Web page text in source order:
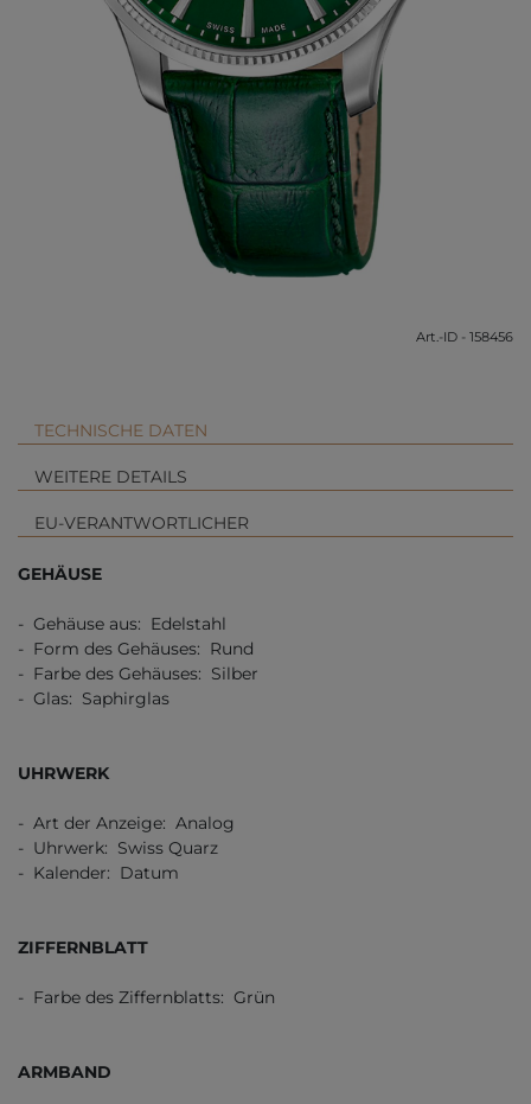
Art.-ID - 158456
TECHNISCHE DATEN
WEITERE DETAILS
EU-VERANTWORTLICHER
GEHÄUSE
- Gehäuse aus: Edelstahl
- Form des Gehäuses: Rund
- Farbe des Gehäuses: Silber
- Glas: Saphirglas
UHRWERK
- Art der Anzeige: Analog
- Uhrwerk: Swiss Quarz
- Kalender: Datum
ZIFFERNBLATT
- Farbe des Ziffernblatts: Grün
ARMBAND